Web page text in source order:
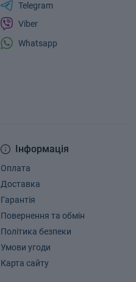
Інформація
Оплата
Доставка
Гарантія
Повернення та обмін
Політика безпеки
Умови угоди
Карта сайту
Telegram
Viber
Whatsapp